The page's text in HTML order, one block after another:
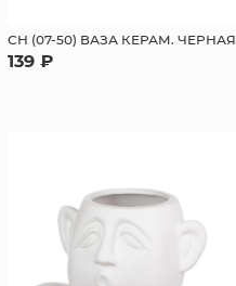
СН (07-50) ВАЗА КЕРАМ. ЧЕРНАЯ
139 ₽